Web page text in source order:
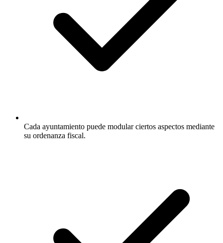
Cada ayuntamiento puede modular ciertos aspectos mediante
su ordenanza fiscal.